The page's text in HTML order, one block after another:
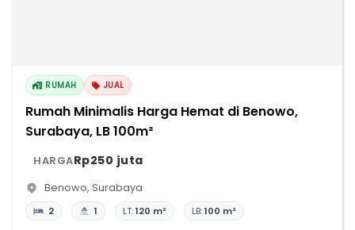
RUMAH JUAL
Rumah Minimalis Harga Hemat di Benowo,
Surabaya, LB 100m²
HARGARp250 juta
Benowo, Surabaya
2 1 LT:120 m² LB:100 m²